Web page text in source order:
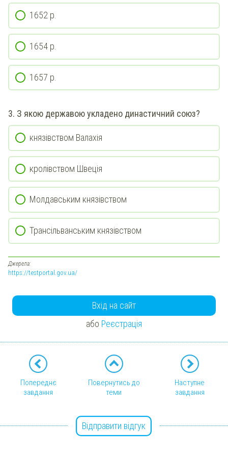
1652 р.
1654 р.
1657 р.
3. З якою державою укладено династичний союз?
князівством Валахія
кролівством Швеція
Молдавським князівством
Трансільванським князівством
Джерела:
https://testportal.gov.ua/
Вхід на сайт
або Реєстрація
Попереднє
завдання
Повернутись до
теми
Наступне
завдання
Відправити відгук